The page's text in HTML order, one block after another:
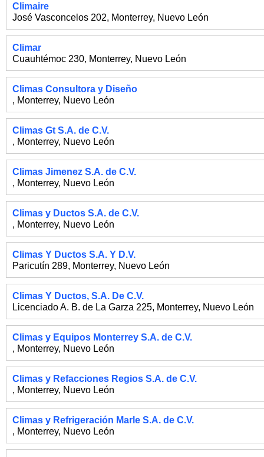
Climaire
José Vasconcelos 202, Monterrey, Nuevo León
Climar
Cuauhtémoc 230, Monterrey, Nuevo León
Climas Consultora y Diseño
, Monterrey, Nuevo León
Climas Gt S.A. de C.V.
, Monterrey, Nuevo León
Climas Jimenez S.A. de C.V.
, Monterrey, Nuevo León
Climas y Ductos S.A. de C.V.
, Monterrey, Nuevo León
Climas Y Ductos S.A. Y D.V.
Paricutín 289, Monterrey, Nuevo León
Climas Y Ductos, S.A. De C.V.
Licenciado A. B. de La Garza 225, Monterrey, Nuevo León
Climas y Equipos Monterrey S.A. de C.V.
, Monterrey, Nuevo León
Climas y Refacciones Regios S.A. de C.V.
, Monterrey, Nuevo León
Climas y Refrigeración Marle S.A. de C.V.
, Monterrey, Nuevo León